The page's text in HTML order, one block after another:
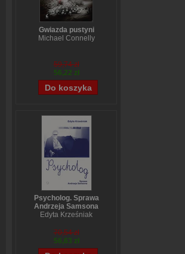
Gwiazda pustyni
Michael Connelly
59,74 zł
56,22 zł
Psycholog. Sprawa
Andrzeja Samsona
Edyta Krześniak
70,54 zł
56,63 zł